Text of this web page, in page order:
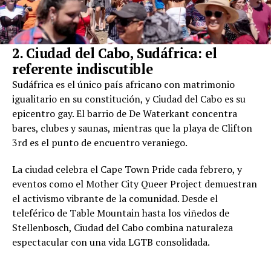
2. Ciudad del Cabo, Sudáfrica: el
referente indiscutible
Sudáfrica es el único país africano con matrimonio
igualitario en su constitución, y Ciudad del Cabo es su
epicentro gay. El barrio de De Waterkant concentra
bares, clubes y saunas, mientras que la playa de Clifton
3rd es el punto de encuentro veraniego.
La ciudad celebra el Cape Town Pride cada febrero, y
eventos como el Mother City Queer Project demuestran
el activismo vibrante de la comunidad. Desde el
teleférico de Table Mountain hasta los viñedos de
Stellenbosch, Ciudad del Cabo combina naturaleza
espectacular con una vida LGTB consolidada.